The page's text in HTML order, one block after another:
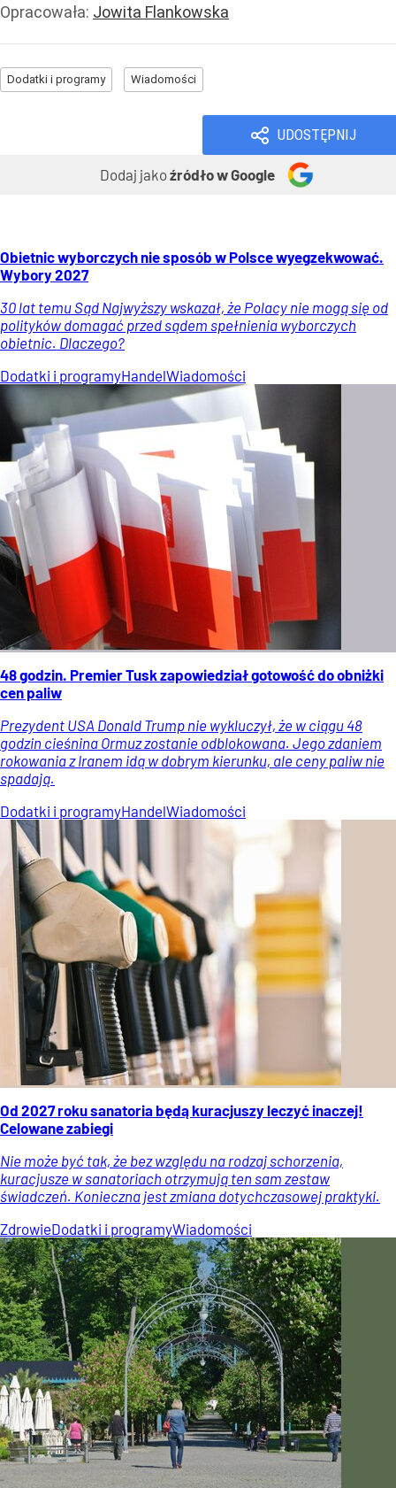
Opracowała: Jowita Flankowska
Dodatki i programy Wiadomości
UDOSTĘPNIJ
Dodaj jakoźródło w Google
Obietnic wyborczych nie sposób w Polsce wyegzekwować.
Wybory 2027
30 lat temu Sąd Najwyższy wskazał, że Polacy nie mogą się od
polityków domagać przed sądem spełnienia wyborczych
obietnic. Dlaczego?
Dodatki i programyHandelWiadomości
48 godzin. Premier Tusk zapowiedział gotowość do obniżki
cen paliw
Prezydent USA Donald Trump nie wykluczył, że w ciągu 48
godzin cieśnina Ormuz zostanie odblokowana. Jego zdaniem
rokowania z Iranem idą w dobrym kierunku, ale ceny paliw nie
spadają.
Dodatki i programyHandelWiadomości
Od 2027 roku sanatoria będą kuracjuszy leczyć inaczej!
Celowane zabiegi
Nie może być tak, że bez względu na rodzaj schorzenia,
kuracjusze w sanatoriach otrzymują ten sam zestaw
świadczeń. Konieczna jest zmiana dotychczasowej praktyki.
ZdrowieDodatki i programyWiadomości